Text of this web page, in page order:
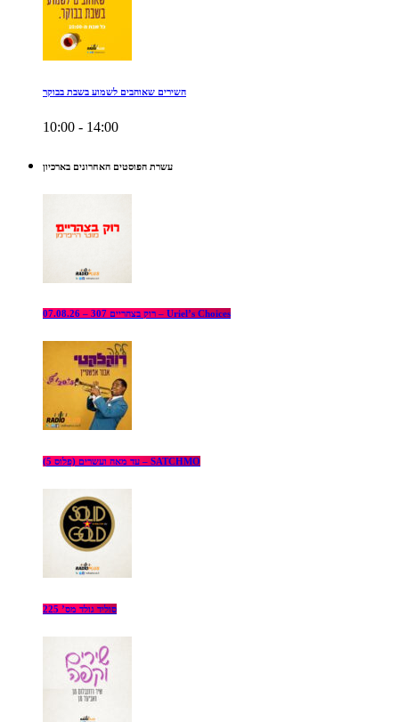
השירים שאוהבים לשמוע בשבת בבוקר
10:00 - 14:00
עשרת הפוסטים האחרונים בארכיון
רוק בצהריים 307 – 07.08.26 – Uriel’s Choices
עד מאה ועשרים (פלוס 5) – SATCHMO
סוליד גולד מס’ 225